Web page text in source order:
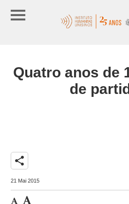
Quatro anos de
de
share
21 Mai 2015